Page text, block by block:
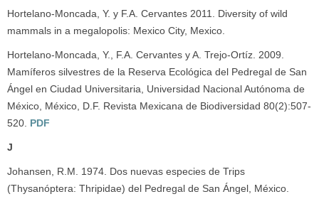
Hortelano-Moncada, Y. y F.A. Cervantes 2011. Diversity of wild
mammals in a megalopolis: Mexico City, Mexico.
Hortelano-Moncada, Y., F.A. Cervantes y A. Trejo-Ortíz. 2009.
Mamíferos silvestres de la Reserva Ecológica del Pedregal de San
Ángel en Ciudad Universitaria, Universidad Nacional Autónoma de
México, México, D.F. Revista Mexicana de Biodiversidad 80(2):507-
520. PDF
J
Johansen, R.M. 1974. Dos nuevas especies de Trips
(Thysanóptera: Thripidae) del Pedregal de San Ángel, México.